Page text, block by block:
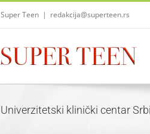
Super Teen | redakcija@superteen.rs
Univerzitetski klinički centar